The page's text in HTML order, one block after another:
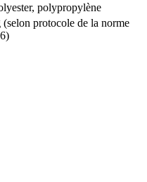
polypropylène
protocole de la norme